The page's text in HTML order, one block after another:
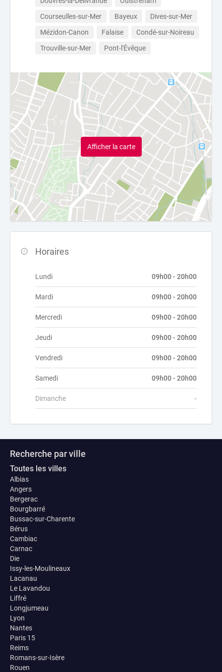
Courseulles-sur-Mer
Bayeux
Dives-sur-Mer
Mézidon-Canon
Falaise
Condé-sur-Noireau
Trouville-sur-Mer
Pont-l'Évêque
Afficher la carte
Horaires
Lundi 09h00 - 20h00
Mardi 09h00 - 20h00
Mercredi 09h00 - 20h00
Jeudi 09h00 - 20h00
Vendredi 09h00 - 20h00
Samedi 09h00 - 20h00
Dimanche -
Recherche par ville
Toutes les villes
Albias
Angers
Bergerac
Bourgbarré
Bussac-sur-Charente
Bérus
Cambiac
Carnac
Die
Issy-les-Moulineaux
Lacanau
Le Lavandou
Liffré
Longjumeau
Lyon
Nantes
Paris 15
Reims
Romans-sur-Isère
Rouen